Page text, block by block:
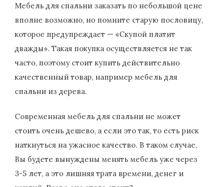
Мебель для спальни заказать по небольшой цене
вполне возможно, но помните старую пословицу,
которое предупреждает — «Скупой платит
дважды». Такая покупка осуществляется не так
часто, поэтому стоит купить действительно
качественный товар, например мебель для
спальни из дерева.
Современная мебель для спальни не может
стоить очень дешево, а если это так, то есть риск
наткнуться на ужасное качество. В таком случае,
Вы будете вынуждены менять мебель уже через
3-5 лет, а это лишняя трата времени, денег и